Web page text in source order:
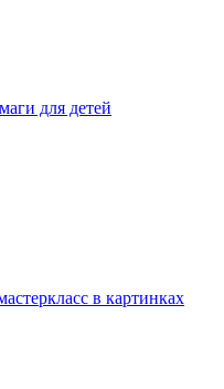
для детей
в картинках